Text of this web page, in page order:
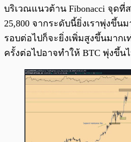
บริเวณแนวต้าน Fibonacci จุด
25,800 จากระดับนี้ยิ่งเราพุ่งขึ้น
รอบต่อไปก็จะยิ่งเพิ่มสูงขึ้นมาก
ครั้งต่อไปอาจทำให้ BTC พุ่งขึ้นไ